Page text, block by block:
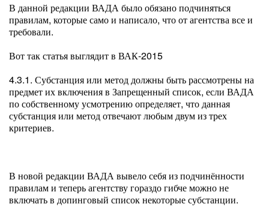
В данной редакции ВАДА было обязано подчиняться
правилам, которые само и написало, что от агентства все и
требовали.
Вот так статья выглядит в ВАК-2015
4.3.1. Субстанция или метод должны быть рассмотрены на
предмет их включения в Запрещенный список, если ВАДА
по собственному усмотрению определяет, что данная
субстанция или метод отвечают любым двум из трех
критериев.
В новой редакции ВАДА вывело себя из подчинённости
правилам и теперь агентству гораздо гибче можно не
включать в допинговый список некоторые субстанции.